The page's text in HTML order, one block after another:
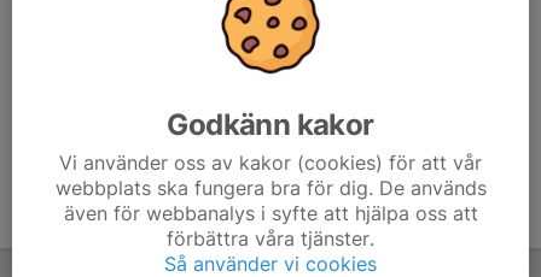
Godkänn kakor
Vi använder oss av kakor (cookies) för att vår
webbplats ska fungera bra för dig. De används
även för webbanalys i syfte att hjälpa oss att
förbättra våra tjänster.
Så använder vi cookies